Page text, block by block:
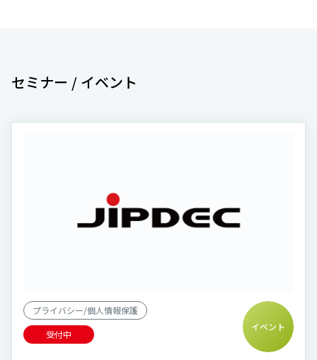
セミナー / イベント
プライバシー/個人情報保護
受付中
イベント